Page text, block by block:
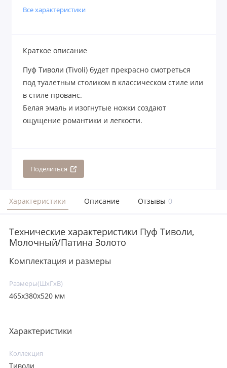
Все характеристики
Краткое описание
Пуф Тиволи (Tivoli) будет прекрасно смотреться
под туалетным столиком в классическом стиле или
в стиле прованс.
Белая эмаль и изогнутые ножки создают
ощущение романтики и легкости.
Поделиться
Характеристики Описание Отзывы 0
Технические характеристики Пуф Тиволи,
Молочный/Патина Золото
Комплектация и размеры
Размеры(ШxГxВ)
465х380х520 мм
Характеристики
Коллекция
Тиволи